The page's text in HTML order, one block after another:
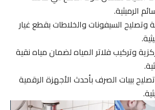
السيفونات والخلاطات بقطع غيار
وتركيب فلاتر المياه لضمان مياه نقية
بيبات الصرف بأحدث الأجهزة الرقمية